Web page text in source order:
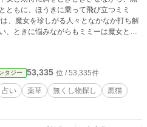
ともに、ほうきに乗って飛び立つミミ
、魔女を珍しがる人々となかなか打ち解
、ときに悩みながらもミミーは魔女とし
少しずつ成長してゆく。
タジー 53,335 位 / 53,335件
占い 薬草 無くし物探し
黒猫